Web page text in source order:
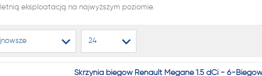
i automatycznych
biegów, reduktorów
eksploatacją na najwyższym poziomie.
24
Skrzynia biegów Renault Megane 1.5 dCi - 6-